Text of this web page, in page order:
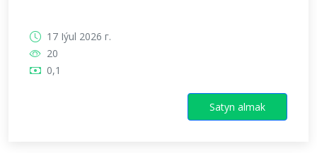
17 Iýul 2026 г.
20
0,1
Satyn almak